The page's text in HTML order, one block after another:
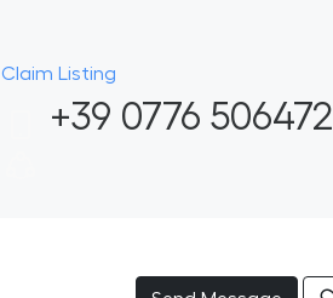
Claim Listing
+39 0776 506472